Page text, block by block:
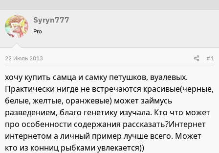
о
р
т
е
ы
а
а
л
а
Syryn777
Pro
22 Июль 2013 #1
хочу купить самца и самку петушков, вуалевых.
Практически нигде не встречаются красивые(черные,
белые, желтые, оранжевые) может займусь
разведением, благо генетику изучала. Кто что может
про особенности содержания рассказать?Интернет
интернетом а личный пример лучше всего. Может
кто из конниц рыбками увлекается))